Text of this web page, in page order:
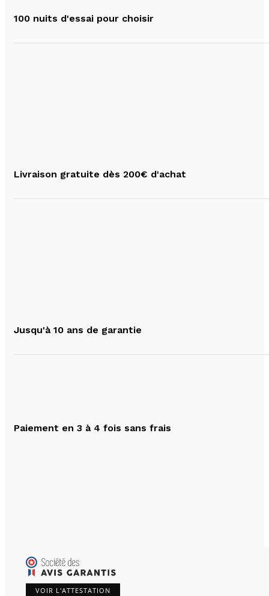
100 nuits d'essai pour choisir
Livraison gratuite dès 200€ d'achat
Jusqu'à 10 ans de garantie
Paiement en 3 à 4 fois sans frais
VOIR L'ATTESTATION